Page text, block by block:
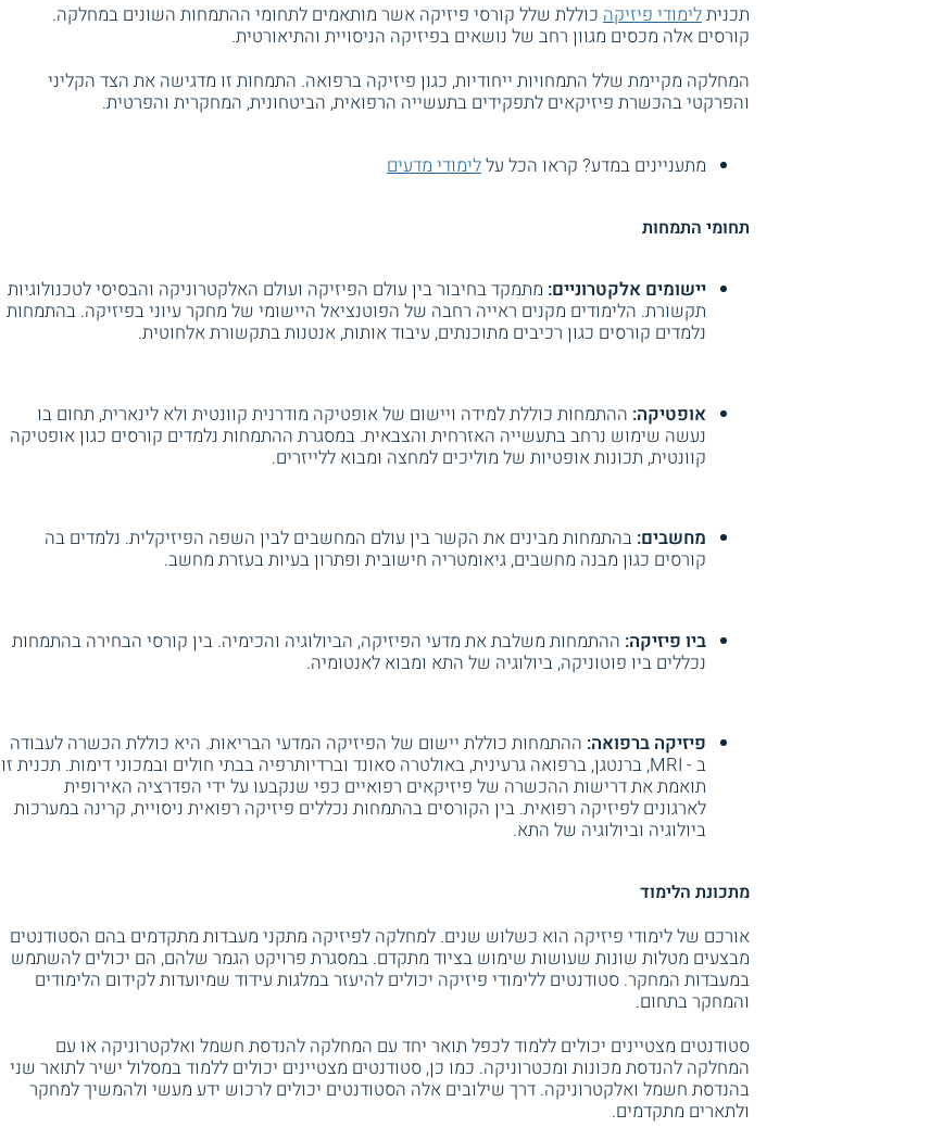
תכניתלימודי פיזיקה כוללת שלל קורסי פיזיקה אשר מותאמים לתחומי ההתמחות השונים במחלקה.
קורסים אלה מכסים מגוון רחב של נושאים בפיזיקה הניסויית והתיאורטית.
המחלקה מקיימת שלל התמחויות ייחודיות, כגון פיזיקה ברפואה. התמחות זו מדגישה את הצד הקליני
והפרקטי בהכשרת פיזיקאים לתפקידים בתעשייה הרפואית, הביטחונית, המחקרית והפרטית.
מתעניינים במדע? קראו הכל עללימודי מדעים
תחומי התמחות
יישומים אלקטרוניים: מתמקד בחיבור בין עולם הפיזיקה ועולם האלקטרוניקה והבסיסי לטכנולוגיות
תקשורת. הלימודים מקנים ראייה רחבה של הפוטנציאל היישומי של מחקר עיוני בפיזיקה. בהתמחות
נלמדים קורסים כגון רכיבים מתוכנתים, עיבוד אותות, אנטנות בתקשורת אלחוטית.
אופטיקה: ההתמחות כוללת למידה ויישום של אופטיקה מודרנית קוונטית ולא לינארית, תחום בו
נעשה שימוש נרחב בתעשייה האזרחית והצבאית. במסגרת ההתמחות נלמדים קורסים כגון אופטיקה
קוונטית, תכונות אופטיות של מוליכים למחצה ומבוא ללייזרים.
מחשבים: בהתמחות מבינים את הקשר בין עולם המחשבים לבין השפה הפיזיקלית. נלמדים בה
קורסים כגון מבנה מחשבים, גיאומטריה חישובית ופתרון בעיות בעזרת מחשב.
ביו פיזיקה: ההתמחות משלבת את מדעי הפיזיקה, הביולוגיה והכימיה. בין קורסי הבחירה בהתמחות
נכללים ביו פוטוניקה, ביולוגיה של התא ומבוא לאנטומיה.
פיזיקה ברפואה: ההתמחות כוללת יישום של הפיזיקה המדעי הבריאות. היא כוללת הכשרה לעבודה
ב - MRI, ברנטגן, ברפואה גרעינית, באולטרה סאונד וברדיותרפיה בבתי חולים ובמכוני דימות. תכנית זו
תואמת את דרישות ההכשרה של פיזיקאים רפואיים כפי שנקבעו על ידי הפדרציה האירופית
לארגונים לפיזיקה רפואית. בין הקורסים בהתמחות נכללים פיזיקה רפואית ניסויית, קרינה במערכות
ביולוגיה וביולוגיה של התא.
מתכונת הלימוד
אורכם של לימודי פיזיקה הוא כשלוש שנים. למחלקה לפיזיקה מתקני מעבדות מתקדמים בהם הסטודנטים
מבצעים מטלות שונות שעושות שימוש בציוד מתקדם. במסגרת פרויקט הגמר שלהם, הם יכולים להשתמש
במעבדות המחקר. סטודנטים ללימודי פיזיקה יכולים להיעזר במלגות עידוד שמיועדות לקידום הלימודים
והמחקר בתחום.
סטודנטים מצטיינים יכולים ללמוד לכפל תואר יחד עם המחלקה להנדסת חשמל ואלקטרוניקה או עם
המחלקה להנדסת מכונות ומכטרוניקה. כמו כן, סטודנטים מצטיינים יכולים ללמוד במסלול ישיר לתואר שני
בהנדסת חשמל ואלקטרוניקה. דרך שילובים אלה הסטודנטים יכולים לרכוש ידע מעשי ולהמשיך למחקר
ולתארים מתקדמים.